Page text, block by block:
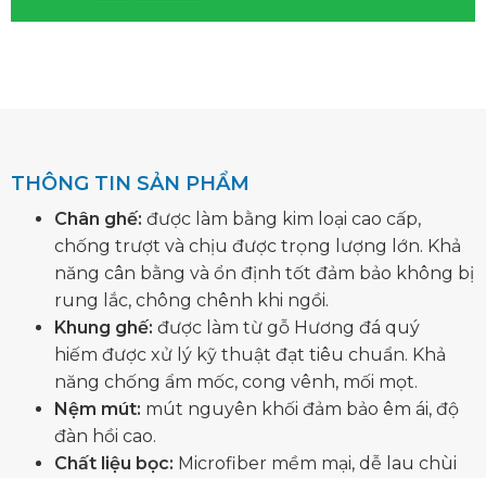
THÔNG TIN SẢN PHẨM
Chân ghế: được làm bằng kim loại cao cấp,
chống trượt và chịu được trọng lượng lớn. Khả
năng cân bằng và ổn định tốt đảm bảo không bị
rung lắc, chông chênh khi ngồi.
Khung ghế: được làm từ gỗ Hương đá quý
hiếm được xử lý kỹ thuật đạt tiêu chuẩn. Khả
năng chống ẩm mốc, cong vênh, mối mọt.
Nệm mút: mút nguyên khối đảm bảo êm ái, độ
đàn hồi cao.
Chất liệu bọc: Microfiber mềm mại, dễ lau chùi